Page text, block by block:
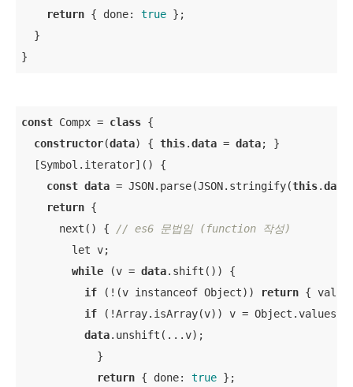
return { done: true };
  }
}
const Compx = class {
constructor(data) { this.data = data; }
  [Symbol.iterator]() {
const data = JSON.parse(JSON.stringify(this.data
return {
      next() {
// es6 문법임 (function 작성)
        let v;
while (v = data.shift()) {
if (!(v instanceof Object)) return {
if (!Array.isArray(v)) v =
data.unshift(...v);
            }
return { done: true };